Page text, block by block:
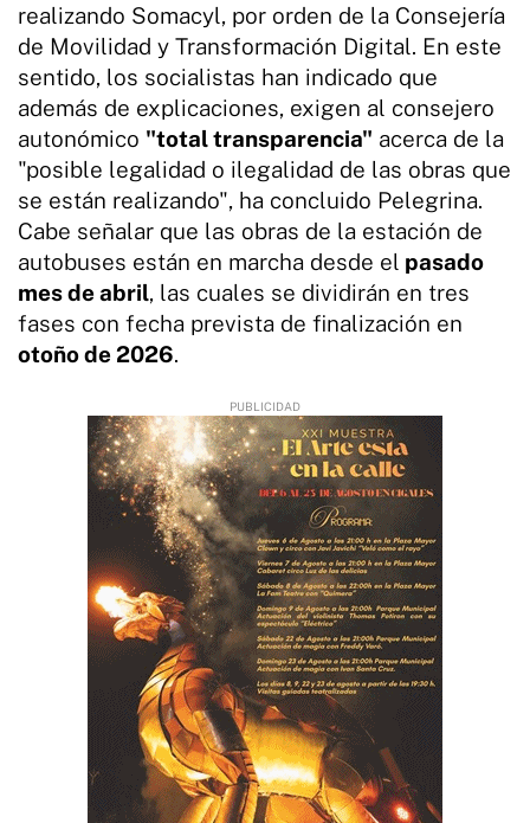
realizando Somacyl, por orden de la Consejería
de Movilidad y Transformación Digital. En este
sentido, los socialistas han indicado que
además de explicaciones, exigen al consejero
autonómico "total transparencia" acerca de la
"posible legalidad o ilegalidad de las obras que
se están realizando", ha concluido Pelegrina.
Cabe señalar que las obras de la estación de
autobuses están en marcha desde el pasado
mes de abril, las cuales se dividirán en tres
fases con fecha prevista de finalización en
otoño de 2026.